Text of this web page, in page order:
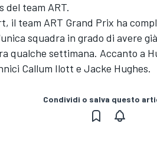
del team ART.
il team ART Grand Prix ha
squadra in grado di avere
qualche settimana. Accanto a
Callum Ilott e Jacke Hughes.
Condividi o salva questo